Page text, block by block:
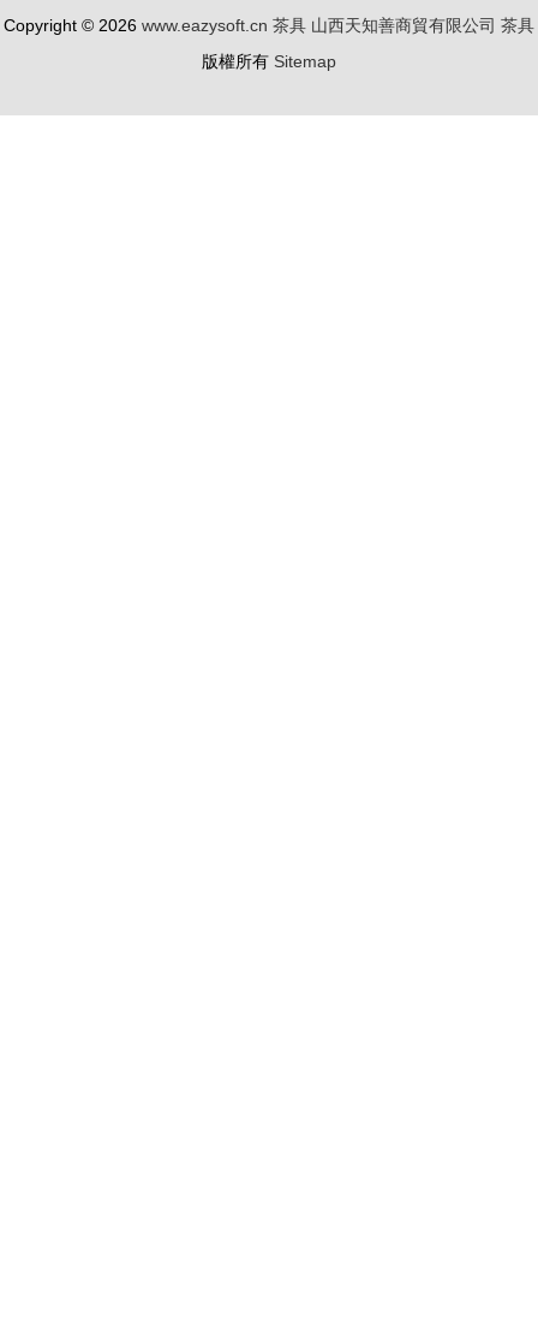
Copyright © 2026 www.eazysoft.cn 茶具 山西天知善商貿有限公司 茶具
版權所有 Sitemap